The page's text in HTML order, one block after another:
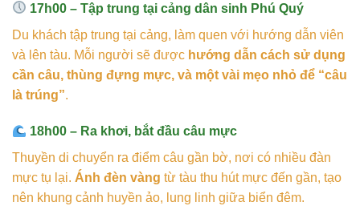
17h00 – Tập trung tại cảng dân sinh Phú Quý
Du khách tập trung tại cảng, làm quen với hướng dẫn viên
và lên tàu. Mỗi người sẽ được hướng dẫn cách sử dụng
cần câu, thùng đựng mực, và một vài mẹo nhỏ để “câu
là trúng”.
18h00 – Ra khơi, bắt đầu câu mực
Thuyền di chuyển ra điểm câu gần bờ, nơi có nhiều đàn
mực tụ lại. Ánh đèn vàng từ tàu thu hút mực đến gần, tạo
nên khung cảnh huyền ảo, lung linh giữa biển đêm.